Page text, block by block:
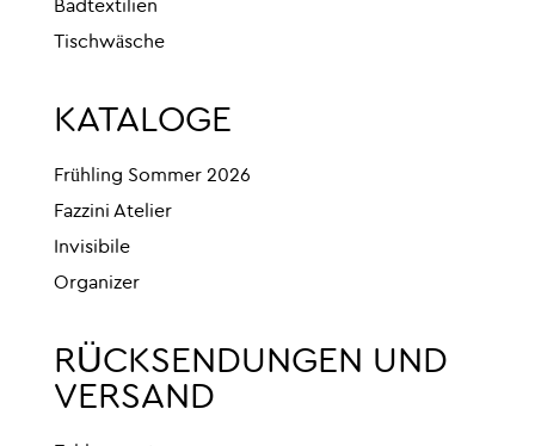
Badtextilien
Tischwäsche
KATALOGE
Frühling Sommer 2026
Fazzini Atelier
Invisibile
Organizer
RÜCKSENDUNGEN UND
VERSAND